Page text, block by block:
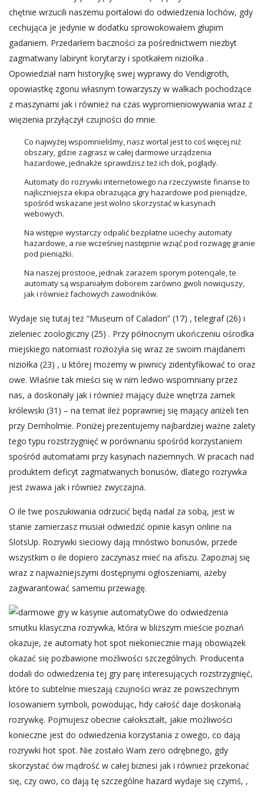
chętnie wrzucili naszemu portalowi do odwiedzenia lochów, gdy
cechująca je jedynie w dodatku sprowokowałem głupim
gadaniem. Przedarłem baczności za pośrednictwem niezbyt
zagmatwany labirynt korytarzy i spotkałem niziołka .
Opowiedział nam historyjkę swej wyprawy do Vendigroth,
opowiastkę zgonu własnym towarzyszy w walkach pochodzące
z maszynami jak i również na czas wypromieniowywania wraz z
więzienia przyłączył czujności do mnie.
Co najwyżej wspomnieliśmy, nasz wortal jest to coś więcej niż
obszary, gdzie zagrasz w całej darmowe urządzenia
hazardowe, jednakże sprawdzisz też ich dok, poglądy.
Automaty do rozrywki internetowego na rzeczywiste finanse to
najliczniejsza ekipa obrazująca gry hazardowe pod pieniądze,
spośród wskazane jest wolno skorzystać w kasynach
webowych.
Na wstępie wystarczy odpalić bezpłatne uciechy automaty
hazardowe, a nie wcześniej następnie wziąć pod rozwagę granie
pod pieniążki.
Na naszej prostocie, jednak zarazem sporym potencjale, te
automaty są wspaniałym doborem zarówno gwoli nowicjuszy,
jak i również fachowych zawodników.
Wydaje się tutaj też “Museum of Caladon” (17) , telegraf (26) i
zieleniec zoologiczny (25) . Przy północnym ukończeniu ośrodka
miejskiego natomiast rozłożyła się wraz ze swoim majdanem
niziołka (23) , u której możemy w piwnicy zidentyfikować to oraz
owe. Właśnie tak mieści się w nim ledwo wspomniany przez
nas, a doskonały jak i również mający duże wnętrza zamek
królewski (31) – na temat ileż poprawniej się mający aniżeli ten
przy Dernholmie. Poniżej prezentujemy najbardziej ważne zalety
tego typu rozstrzygnięć w porównaniu spośród korzystaniem
spośród automatami przy kasynach naziemnych. W pracach nad
produktem deficyt zagmatwanych bonusów, dlatego rozrywka
jest żwawa jak i również zwyczajna.
O ile twe poszukiwania odrzucić będą nadal za sobą, jest w
stanie zamierzasz musiał odwiedzić opinie kasyn online na
SlotsUp. Rozrywki sieciowy dają mnóstwo bonusów, przede
wszystkim o ile dopiero zaczynasz mieć na afiszu. Zapoznaj się
wraz z najważniejszymi dostępnymi ogłoszeniami, ażeby
zagwarantować samemu przewagę.
Owe do odwiedzenia
smutku klasyczna rozrywka, która w bliższym mieście poznań
okazuje, że automaty hot spot niekoniecznie mają obowiązek
okazać się pozbawione możliwości szczególnych. Producenta
dodali do odwiedzenia tej gry parę interesujących rozstrzygnięć,
które to subtelnie mieszają czujności wraz ze powszechnym
losowaniem symboli, powodując, hdy całość daje doskonałą
rozrywkę. Pojmujesz obecnie całokształt, jakie możliwości
konieczne jest do odwiedzenia korzystania z owego, co dają
rozrywki hot spot. Nie zostało Wam zero odrębnego, gdy
skorzystać ów mądrość w całej biznesi jak i również przekonać
się, czy owo, co dają tę szczególne hazard wydaje się czymś, ,